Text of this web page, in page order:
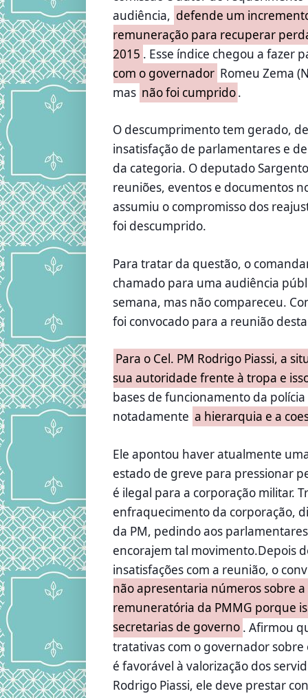
audiência, defende um
remuneração para recuperar
2015 . Esse índice chegou a fazer
com o governador Romeu Zema
mas não foi cumprido.
O descumprimento tem gerado,
insatisfação de parlamentares e
da categoria. O deputado
reuniões, eventos e documentos
assumiu o compromisso dos
foi descumprido.
Para tratar da questão, o
chamado para uma audiência
semana, mas não compareceu.
foi convocado para a reunião
Para o Cel. PM Rodrigo Piassi, a
sua autoridade frente à tropa e
bases de funcionamento da
notadamente a hierarquia e a
Ele apontou haver atualmente
estado de greve para pressionar
é ilegal para a corporação militar.
enfraquecimento da corporação,
da PM, pedindo aos
encorajem tal movimento.Depois
insatisfações com a reunião, o
não apresentaria números sobre
remuneratória da PMMG porque
secretarias de governo . Afirmou
tratativas com o governador sobre
é favorável à valorização dos
Rodrigo Piassi, ele deve prestar